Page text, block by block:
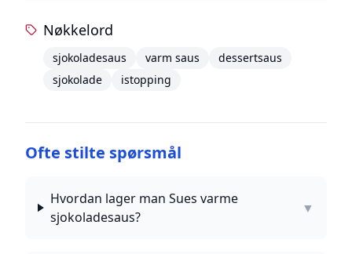
Nøkkelord
sjokoladesaus varm saus
dessertsaus
sjokolade
istopping
Ofte stilte spørsmål
Hvordan lager man Sues varme
sjokoladesaus?
▼